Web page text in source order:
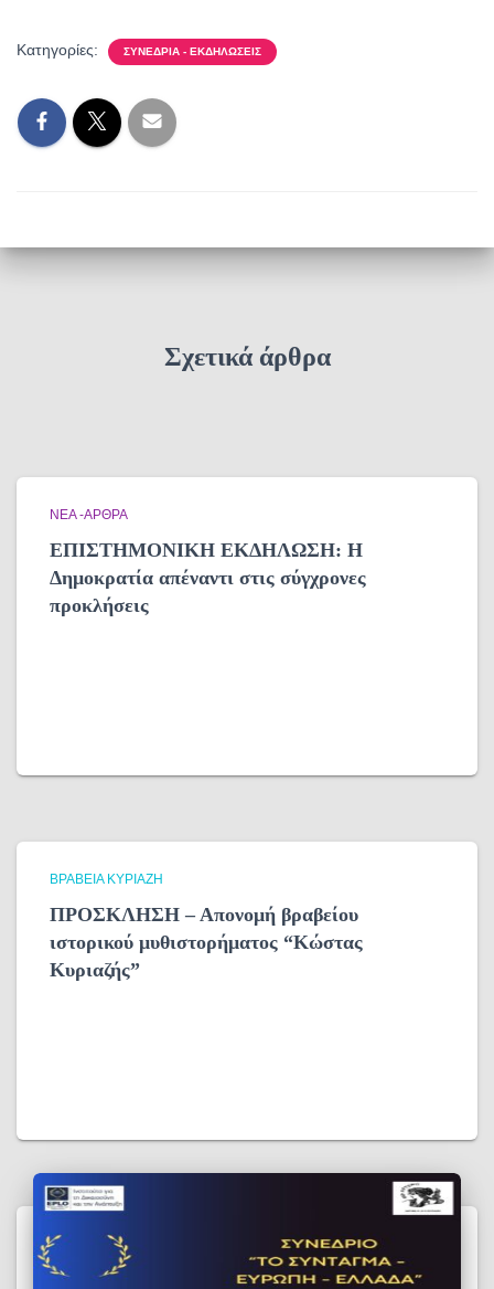
Κατηγορίες: ΣΥΝΈΔΡΙΑ - ΕΚΔΗΛΏΣΕΙΣ
Σχετικά άρθρα
ΝΈΑ -ΆΡΘΡΑ
ΕΠΙΣΤΗΜΟΝΙΚΗ ΕΚΔΗΛΩΣΗ: Η
Δημοκρατία απέναντι στις σύγχρονες
προκλήσεις
ΒΡΑΒΕΊΑ ΚΥΡΙΑΖΉ
ΠΡΟΣΚΛΗΣΗ – Απονομή βραβείου
ιστορικού μυθιστορήματος “Κώστας
Κυριαζής”